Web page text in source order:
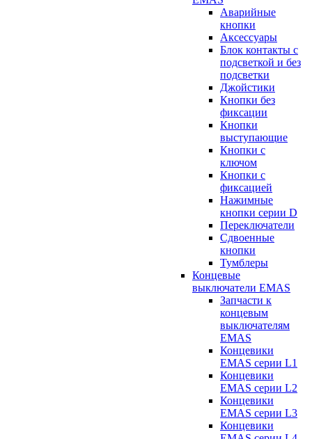
Аварийные
кнопки
Аксессуары
Блок контакты с
подсветкой и без
подсветки
Джойстики
Кнопки без
фиксации
Кнопки
выступающие
Кнопки с
ключом
Кнопки с
фиксацией
Нажимные
кнопки серии D
Переключатели
Сдвоенные
кнопки
Тумблеры
Концевые
выключатели EMAS
Запчасти к
концевым
выключателям
EMAS
Концевики
EMAS серии L1
Концевики
EMAS серии L2
Концевики
EMAS серии L3
Концевики